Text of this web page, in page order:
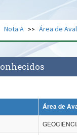
de Segurança
Nota A Área de
Área de